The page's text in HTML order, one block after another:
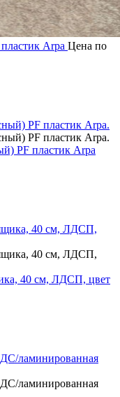
Arpa Цена по
PF пластик Arpa
40 см, ЛДСП, цвет